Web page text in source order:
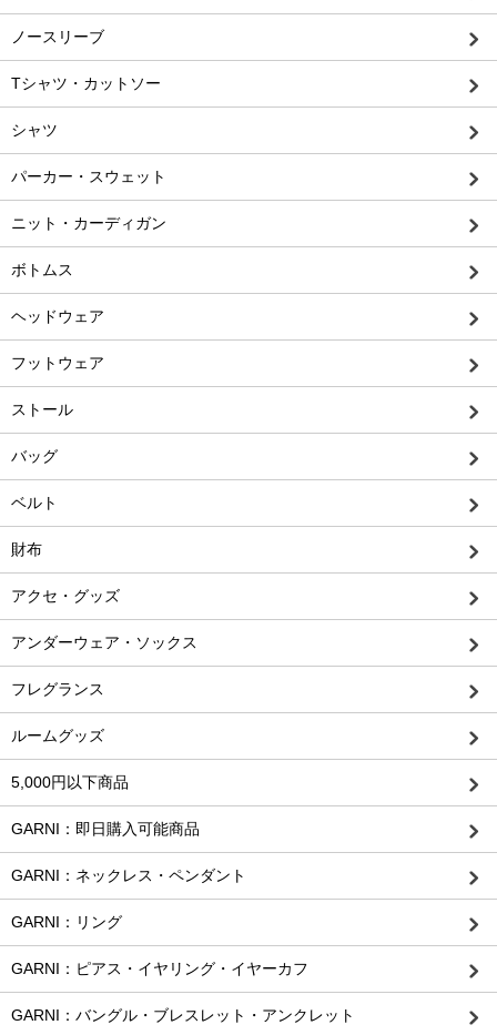
ノースリーブ
Tシャツ・カットソー
シャツ
パーカー・スウェット
ニット・カーディガン
ボトムス
ヘッドウェア
フットウェア
ストール
バッグ
ベルト
財布
アクセ・グッズ
アンダーウェア・ソックス
フレグランス
ルームグッズ
5,000円以下商品
GARNI：即日購入可能商品
GARNI：ネックレス・ペンダント
GARNI：リング
GARNI：ピアス・イヤリング・イヤーカフ
GARNI：バングル・ブレスレット・アンクレット